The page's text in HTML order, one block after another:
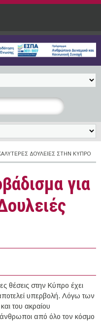
ΔΟΥΛΕΙΈΣ ΣΤΗΝ ΚΎΠΡΟ
για
θέσεις στην Κύπρο έχει
υπερβολή. Λόγω των
του ακραίου
άνθρωποι από όλο τον κόσμο